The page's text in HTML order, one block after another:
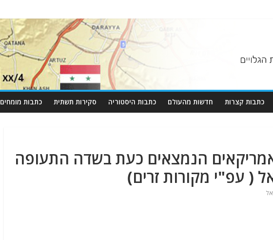
כתבות קצרות חדשות מהעולם כתבות היסטוריה סקירות תשתית כתבות מומחים
הנמצאים כעת בשדה התעופה
( עפ"י מקורות זרים)